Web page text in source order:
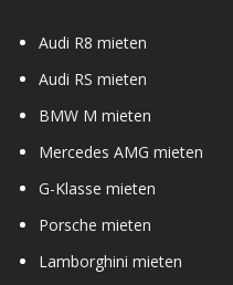
Audi R8 mieten
Audi RS mieten
BMW M mieten
Mercedes AMG mieten
G-Klasse mieten
Porsche mieten
Lamborghini mieten